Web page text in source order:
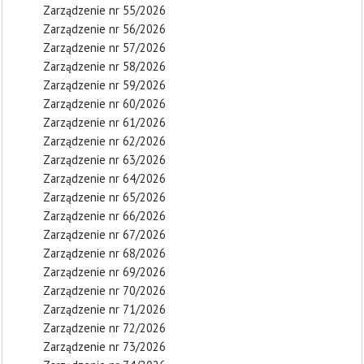
Zarządzenie nr 55/2026
Zarządzenie nr 56/2026
Zarządzenie nr 57/2026
Zarządzenie nr 58/2026
Zarządzenie nr 59/2026
Zarządzenie nr 60/2026
Zarządzenie nr 61/2026
Zarządzenie nr 62/2026
Zarządzenie nr 63/2026
Zarządzenie nr 64/2026
Zarządzenie nr 65/2026
Zarządzenie nr 66/2026
Zarządzenie nr 67/2026
Zarządzenie nr 68/2026
Zarządzenie nr 69/2026
Zarządzenie nr 70/2026
Zarządzenie nr 71/2026
Zarządzenie nr 72/2026
Zarządzenie nr 73/2026